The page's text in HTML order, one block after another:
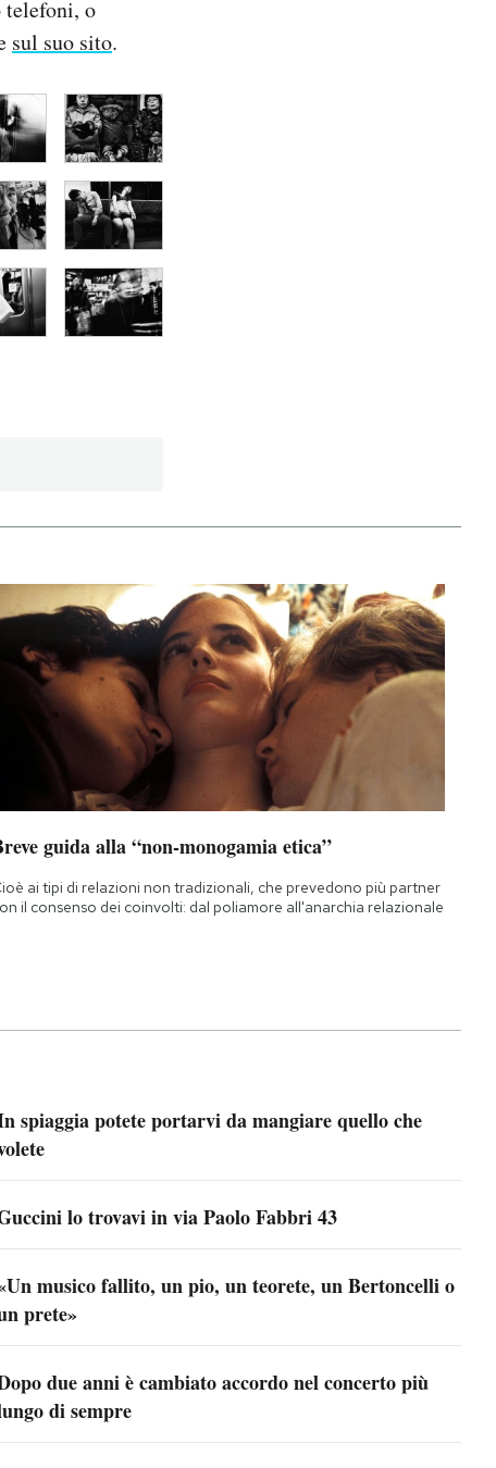
telefoni, o
sul suo sito.
guida alla “non-monogamia etica”
ai tipi di relazioni non tradizionali, che prevedono più partner
il consenso dei coinvolti: dal poliamore all'anarchia relazionale
spiaggia potete portarvi da mangiare quello che
lo trovavi in via Paolo Fabbri 43
musico fallito, un pio, un teorete, un Bertoncelli o
prete»
due anni è cambiato accordo nel concerto più
di sempre